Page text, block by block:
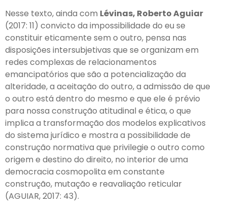
Nesse texto, ainda com Lévinas, Roberto Aguiar
(2017: 11) convicto da impossibilidade do eu se
constituir eticamente sem o outro, pensa nas
disposições intersubjetivas que se organizam em
redes complexas de relacionamentos
emancipatórios que são a potencialização da
alteridade, a aceitação do outro, a admissão de que
o outro está dentro do mesmo e que ele é prévio
para nossa construção atitudinal e ética, o que
implica a transformação dos modelos explicativos
do sistema jurídico e mostra a possibilidade de
construção normativa que privilegie o outro como
origem e destino do direito, no interior de uma
democracia cosmopolita em constante
construção, mutação e reavaliação reticular
(AGUIAR, 2017: 43).